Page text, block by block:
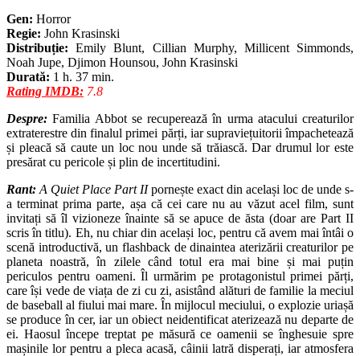
Gen: Horror
Regie: John Krasinski
Distribuție:Emily Blunt, Cillian Murphy, Millicent Simmonds,
Noah Jupe, Djimon Hounsou, John Krasinski
Durată: 1 h. 37 min.
Rating IMDB: 7.8
Despre:Familia Abbot se recuperează în urma atacului creaturilor
extraterestre din finalul primei părți, iar supraviețuitorii împachetează
și pleacă să caute un loc nou unde să trăiască. Dar drumul lor este
presărat cu pericole și plin de incertitudini.
Rant: A Quiet Place Part IIpornește exact din același loc de unde s-
a terminat prima parte, așa că cei care nu au văzut acel film, sunt
invitați să îl vizioneze înainte să se apuce de ăsta (doar are Part II
scris în titlu). Eh, nu chiar din același loc, pentru că avem mai întâi o
scenă introductivă, un flashback de dinaintea aterizării creaturilor pe
planeta noastră, în zilele când totul era mai bine și mai puțin
periculos pentru oameni. Îl urmărim pe protagonistul primei părți,
care își vede de viața de zi cu zi, asistând alături de familie la meciul
de baseball al fiului mai mare. În mijlocul meciului, o explozie uriașă
se produce în cer, iar un obiect neidentificat aterizează nu departe de
ei. Haosul începe treptat pe măsură ce oamenii se înghesuie spre
mașinile lor pentru a pleca acasă, câinii latră disperați, iar atmosfera